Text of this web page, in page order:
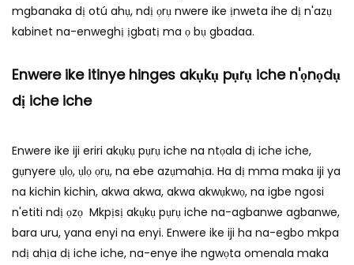
mgbanaka dị otú ahụ, ndị ọrụ nwere ike ịnweta ihe dị n'azụ
kabinet na-enweghị ịgbatị ma ọ bụ gbadaa.
Enwere ike itinye hinges akụkụ pụrụ iche n'ọnọdụ
dị iche iche
Enwere ike iji eriri akụkụ pụrụ iche na ntọala dị iche iche,
gụnyere ụlọ, ụlọ ọrụ, na ebe azụmahịa. Ha dị mma maka iji ya
na kichin kichin, akwa akwa, akwa akwụkwọ, na igbe ngosi
n'etiti ndị ọzọ Mkpịsị akụkụ pụrụ iche na-agbanwe agbanwe,
bara uru, yana enyi na enyi. Enwere ike iji ha na-egbo mkpa
ndị ahịa dị iche iche, na-enye ihe ngwọta omenala maka